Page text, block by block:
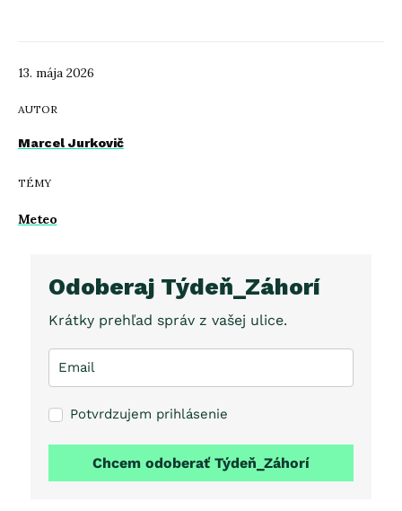
13. mája 2026
AUTOR
Marcel Jurkovič
TÉMY
Meteo
Odoberaj Týdeň_Záhorí
Krátky prehľad správ z vašej ulice.
Potvrdzujem prihlásenie
Chcem odoberať Týdeň_Záhorí